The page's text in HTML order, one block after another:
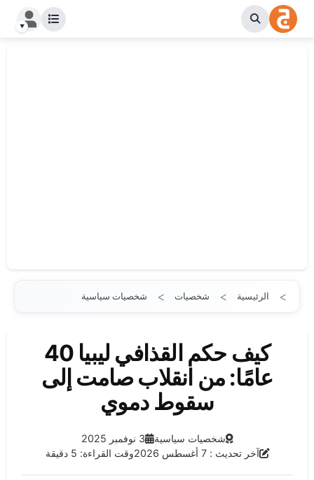
شخصيات سياسية شخصيات الرئيسية
كيف حكم القذافي ليبيا 40
عامًا: من انقلاب صامت إلى
سقوط دموي
الفئة:
شخصيات سياسيةتاريخ النشر:
3 نوفمبر 2025
آخر تحديث:
آخر تحديث : 7 أغسطس 2026 وقت القراءة: 5 دقيقة